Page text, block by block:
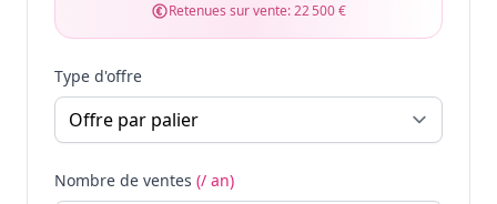
Retenues sur vente:22 500 €
Type d'offre
Nombre de ventes (/ an)